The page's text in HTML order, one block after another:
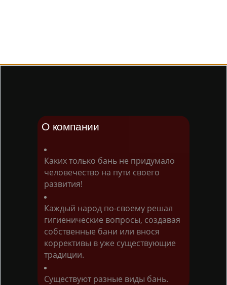
О компании
Каких только бань не придумало
человечество на пути своего
развития!
Каждый народ по-своему решал
гигиенические вопросы, создавая
собственные бани или внося
коррективы в уже существующие
традиции.
Существуют разные виды бань.